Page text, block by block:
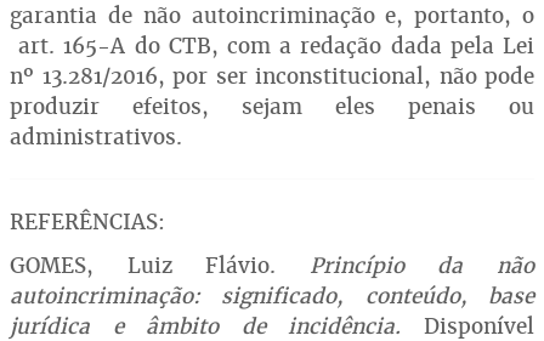
garantia de não autoincriminação e, portanto, o
art. 165-A do CTB, com a redação dada pela Lei
nº 13.281/2016, por ser inconstitucional, não pode
produzir efeitos, sejam eles penais ou
administrativos.
REFERÊNCIAS:
GOMES, Luiz Flávio. Princípio da não
autoincriminação: significado, conteúdo, base
jurídica e âmbito de incidência. Disponível